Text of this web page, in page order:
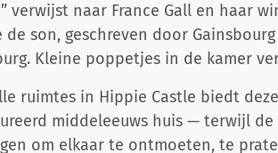
verwijst naar France Gall en haar
de son, geschreven door
Kleine poppetjes in de kamer
ruimtes in Hippie Castle biedt
middeleeuws huis — terwijl
om elkaar te ontmoeten, te